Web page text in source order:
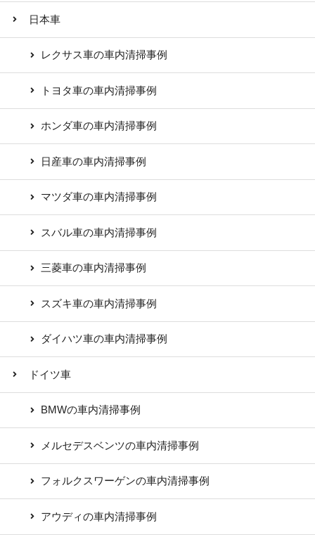
日本車
レクサス車の車内清掃事例
トヨタ車の車内清掃事例
ホンダ車の車内清掃事例
日産車の車内清掃事例
マツダ車の車内清掃事例
スバル車の車内清掃事例
三菱車の車内清掃事例
スズキ車の車内清掃事例
ダイハツ車の車内清掃事例
ドイツ車
BMWの車内清掃事例
メルセデスベンツの車内清掃事例
フォルクスワーゲンの車内清掃事例
アウディの車内清掃事例